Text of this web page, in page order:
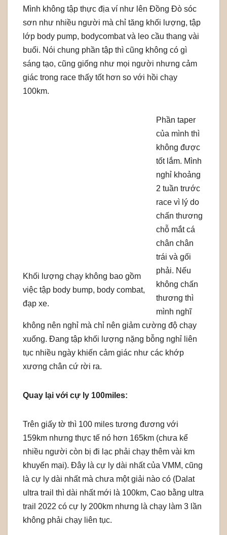
Mình không tập thực địa ví như lên Đồng Đò sóc
sơn như nhiều người mà chỉ tăng khối lượng, tập
lớp body pump, bodycombat và leo cầu thang vài
buổi. Nói chung phần tập thì cũng không có gì
sáng tạo, cũng giống như mọi người nhưng cảm
giác trong race thấy tốt hơn so với hồi chạy
100km.
Khối lượng chạy không bao gồm
việc tập body bump, body combat,
đạp xe.
Phần taper
của mình thì
không được
tốt lắm. Mình
nghỉ khoảng
2 tuần trước
race vì lý do
chấn thương
chỗ mắt cá
chân chân
trái và gối
phải. Nếu
không chấn
thương thì
mình nghĩ
không nên nghỉ mà chỉ nên giảm cường độ chạy
xuống. Đang tập khối lượng nặng bỗng nghỉ liên
tục nhiều ngày khiến cảm giác như các khớp
xương chân cứ rời ra.
Quay lại với cự ly 100miles:
Trên giấy tờ thì 100 miles tương đương với
159km nhưng thực tế nó hơn 165km (chưa kể
nhiều người còn bị đi lạc phải chạy thêm vài km
khuyến mại). Đây là cự ly dài nhất của VMM, cũng
là cự ly dài nhất mà chưa một giải nào có (Dalat
ultra trail thì dài nhất mới là 100km, Cao bằng ultra
trail 2022 có cự ly 200km nhưng là chạy làm 3 lần
không phải chạy liên tục.